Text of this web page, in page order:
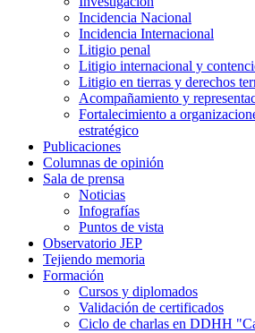
Incidencia Nacional
Incidencia Internacional
Litigio penal
Litigio internacional y
Litigio en tierras y derechos
Acompañamiento y
Fortalecimiento a
estratégico
Publicaciones
Columnas de opinión
Sala de prensa
Noticias
Infografías
Puntos de vista
Observatorio JEP
Tejiendo memoria
Formación
Cursos y diplomados
Validación de certificados
Ciclo de charlas en DDHH